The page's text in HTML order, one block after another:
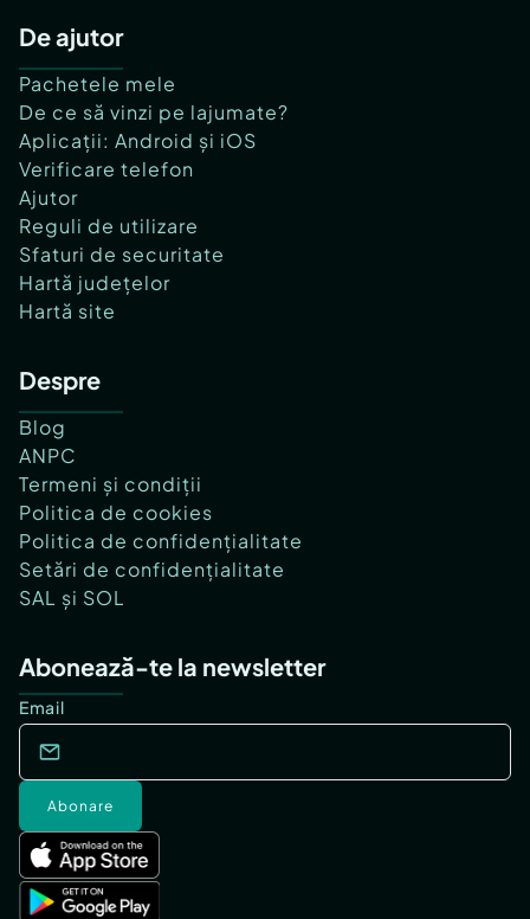
De ajutor
Pachetele mele
De ce să vinzi pe lajumate?
Aplicații: Android și iOS
Verificare telefon
Ajutor
Reguli de utilizare
Sfaturi de securitate
Hartă județelor
Hartă site
Despre
Blog
ANPC
Termeni și condiții
Politica de cookies
Politica de confidențialitate
Setări de confidențialitate
SAL și SOL
Abonează-te la newsletter
Email
Abonare